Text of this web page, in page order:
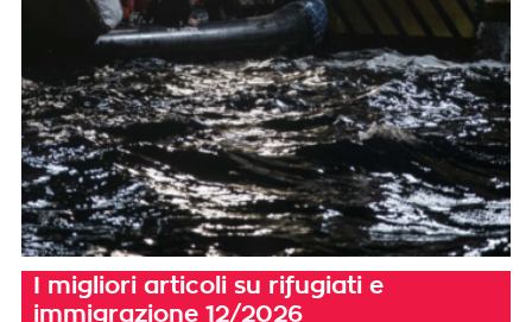
I migliori articoli su rifugiati e
immigrazione 12/2026